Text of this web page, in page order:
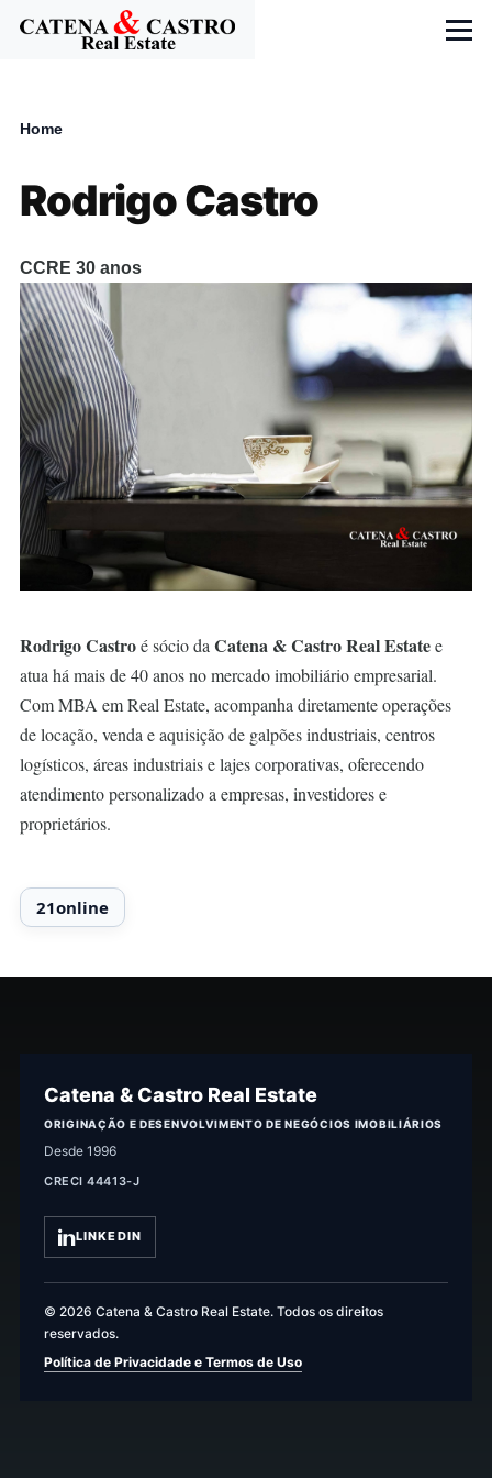
Skip to main content
Menu
Home
Rodrigo Castro
CCRE 30 anos
Rodrigo Castroé sócio da Catena & Castro Real Estatee
atua há mais de 40 anos no mercado imobiliário empresarial.
Com MBA em Real Estate, acompanha diretamente operações
de locação, venda e aquisição de galpões industriais, centros
logísticos, áreas industriais e lajes corporativas, oferecendo
atendimento personalizado a empresas, investidores e
proprietários.
Catena & Castro Real Estate
ORIGINAÇÃO E DESENVOLVIMENTO DE NEGÓCIOS IMOBILIÁRIOS
Desde 1996
CRECI 44413-J
LINKEDIN
© 2026 Catena & Castro Real Estate. Todos os direitos
reservados.
Política de Privacidade e Termos de Uso